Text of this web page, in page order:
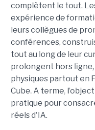
complètent le tout.
expérience de
leurs collègues de
conférences,
tout au long de leur
prolongent hors
physiques partout en
Cube. A terme,
pratique pour
réels d'IA.